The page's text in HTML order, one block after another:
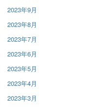
2023年9月
2023年8月
2023年7月
2023年6月
2023年5月
2023年4月
2023年3月